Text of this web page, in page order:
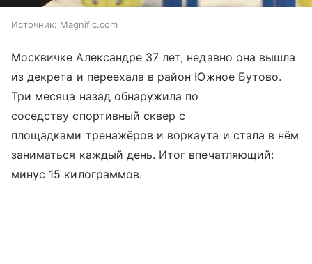
Источник: Magnific.com
Москвичке Александре 37 лет, недавно она вышла
из декрета и переехала в район Южное Бутово.
Три месяца назад обнаружила по
соседству спортивный сквер с
площадками тренажёров и воркаута и стала в нём
заниматься каждый день. Итог впечатляющий:
минус 15 килограммов.